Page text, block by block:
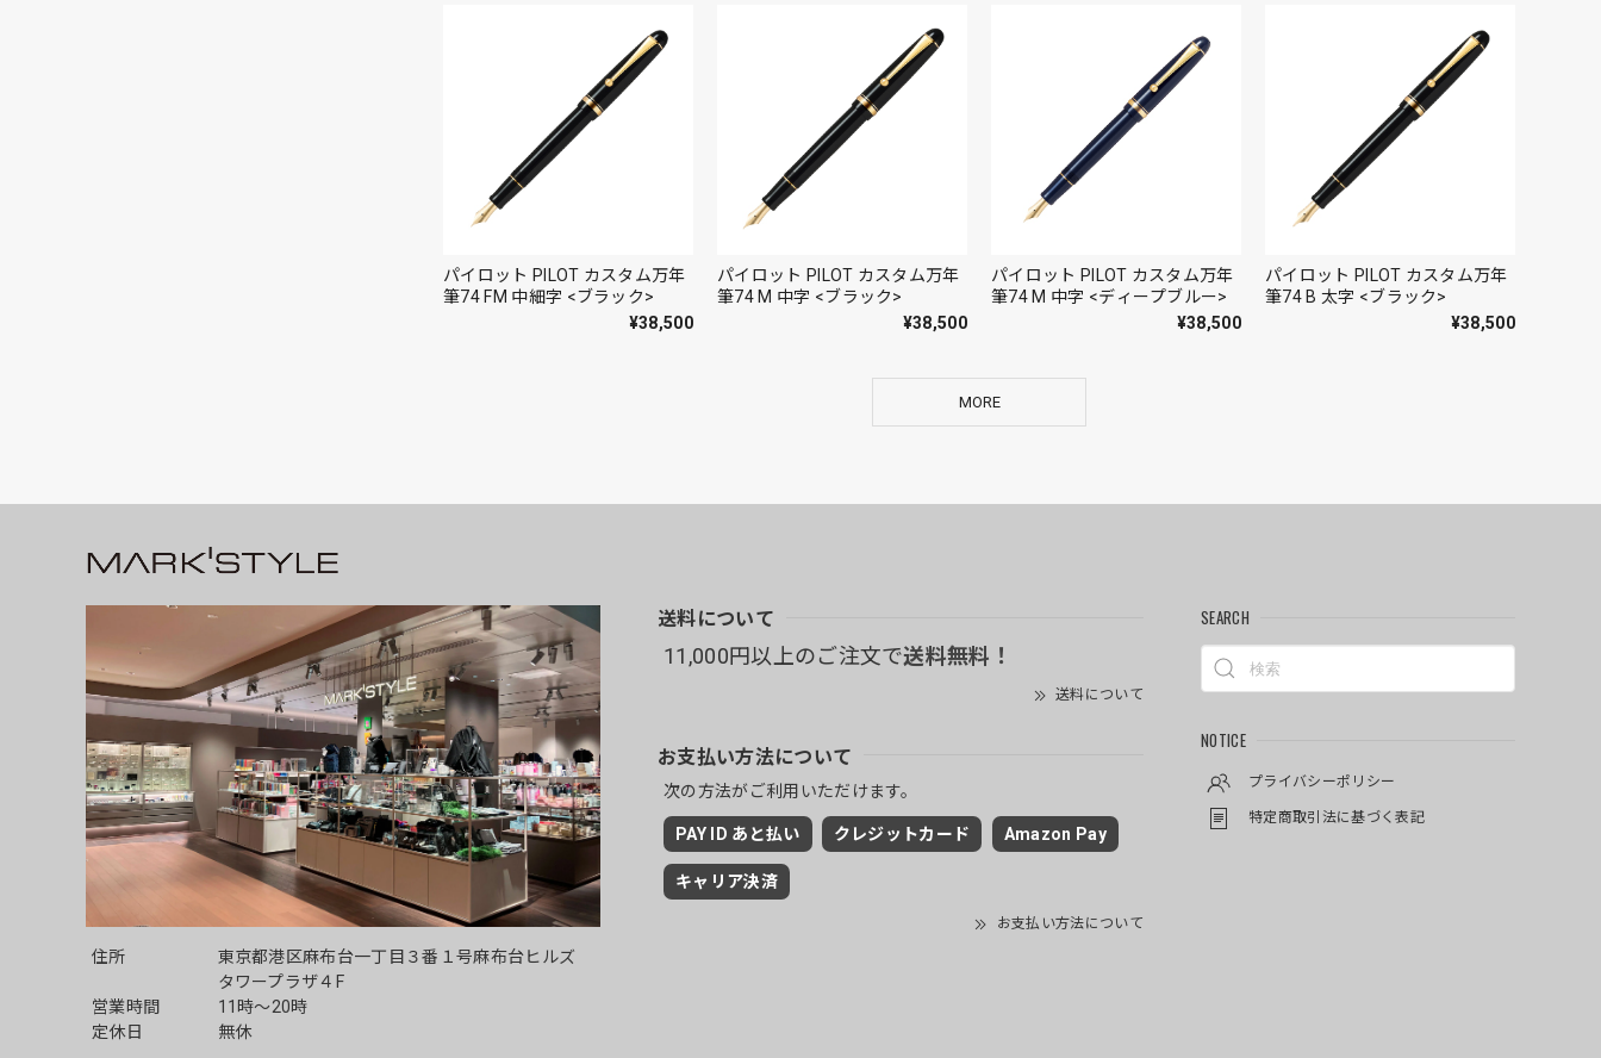
パイロット PILOT カスタム万年
筆74 FM 中細字 <ブラック>
¥38,500
パイロット PILOT カスタム万年
筆74 M 中字 <ブラック>
¥38,500
パイロット PILOT カスタム万年
筆74 M 中字 <ディープブルー>
¥38,500
パイロット PILOT カスタム万年
筆74 B 太字 <ブラック>
¥38,500
MORE
住所
東京都港区麻布台一丁目３番１号麻布台ヒルズ
タワープラザ４F
営業時間
11時～20時
定休日
無休
送料について
11,000円以上のご注文で送料無料！
送料について
お支払い方法について
次の方法がご利用いただけます。
PAY ID あと払い クレジットカード Amazon Pay
キャリア決済
お支払い方法について
SEARCH
NOTICE
プライバシーポリシー
特定商取引法に基づく表記